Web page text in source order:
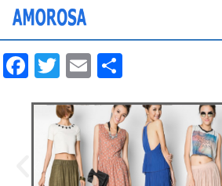
Facebook
Twitter
Email